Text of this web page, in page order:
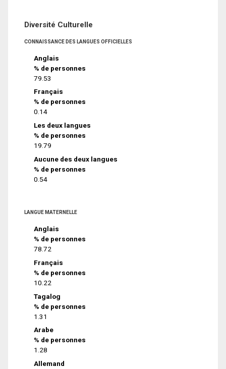
Diversité Culturelle
CONNAISSANCE DES LANGUES OFFICIELLES
Anglais
% de personnes
79.53
Français
% de personnes
0.14
Les deux langues
% de personnes
19.79
Aucune des deux langues
% de personnes
0.54
LANGUE MATERNELLE
Anglais
% de personnes
78.72
Français
% de personnes
10.22
Tagalog
% de personnes
1.31
Arabe
% de personnes
1.28
Allemand